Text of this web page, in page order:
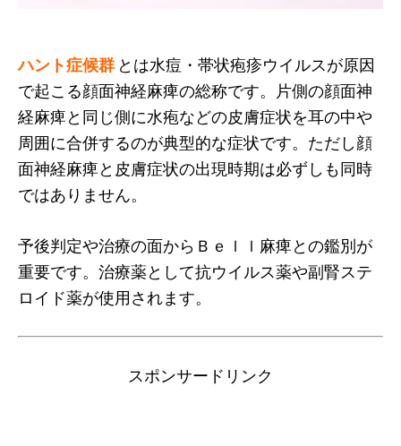
ハント症候群 とは水痘・帯状疱疹ウイルスが原因
で起こる顔面神経麻痺の総称です。片側の顔面神
経麻痺と同じ側に水疱などの皮膚症状を耳の中や
周囲に合併するのが典型的な症状です。ただし顔
面神経麻痺と皮膚症状の出現時期は必ずしも同時
ではありません。
予後判定や治療の面からＢｅｌｌ麻痺との鑑別が
重要です。治療薬として抗ウイルス薬や副腎ステ
ロイド薬が使用されます。
スポンサードリンク